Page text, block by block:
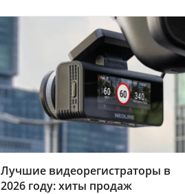
Лучшие видеорегистраторы в
2026 году: хиты продаж